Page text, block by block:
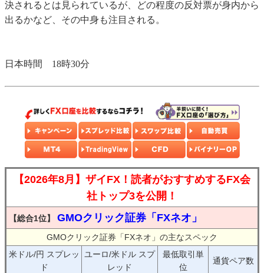
決されるとは見られているが、どの程度の反対票が身内から
出るかなど、その中身も注目される。
日本時間 18時30分
【2026年8月】ザイFX！読者がおすすめするFX会
社トップ3を公開！
【総合1位】 GMOクリック証券「FXネオ」
GMOクリック証券「FXネオ」の主なスペック
米ドル/円 スプレッ
ド
ユーロ/米ドル スプ
レッド
最低取引単
位
通貨ペア数